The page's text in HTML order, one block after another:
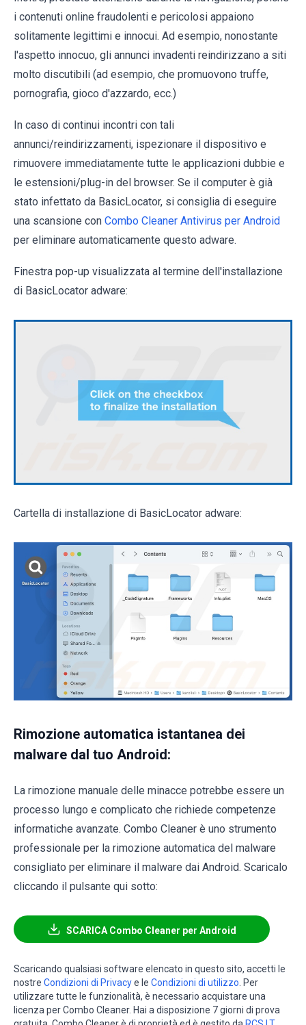
i contenuti online fraudolenti e pericolosi appaiono
solitamente legittimi e innocui. Ad esempio, nonostante
l'aspetto innocuo, gli annunci invadenti reindirizzano a siti
molto discutibili (ad esempio, che promuovono truffe,
pornografia, gioco d'azzardo, ecc.)
In caso di continui incontri con tali
annunci/reindirizzamenti, ispezionare il dispositivo e
rimuovere immediatamente tutte le applicazioni dubbie e
le estensioni/plug-in del browser. Se il computer è già
stato infettato da BasicLocator, si consiglia di eseguire
una scansione con Combo Cleaner Antivirus per Android
per eliminare automaticamente questo adware.
Finestra pop-up visualizzata al termine dell'installazione
di BasicLocator adware:
Cartella di installazione di BasicLocator adware:
Rimozione automatica istantanea dei
malware dal tuo Android:
La rimozione manuale delle minacce potrebbe essere un
processo lungo e complicato che richiede competenze
informatiche avanzate. Combo Cleaner è uno strumento
professionale per la rimozione automatica del malware
consigliato per eliminare il malware dai Android. Scaricalo
cliccando il pulsante qui sotto:
SCARICA Combo Cleaner per Android
Scaricando qualsiasi software elencato in questo sito, accetti le
nostre Condizioni di Privacye le Condizioni di utilizzo . Per
utilizzare tutte le funzionalità, è necessario acquistare una
licenza per Combo Cleaner. Hai a disposizione 7 giorni di prova